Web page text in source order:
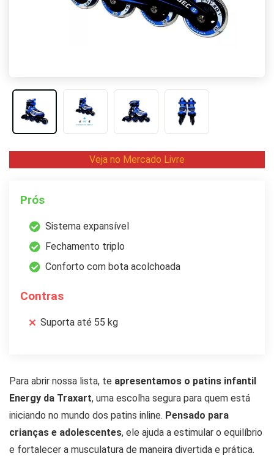
Veja no Mercado Livre
Prós
Sistema expansível
Fechamento triplo
Conforto com bota acolchoada
Contras
Suporta até 55 kg
Para abrir nossa lista, te apresentamos o patins infantil
Energy da Traxart, uma escolha segura para quem está
iniciando no mundo dos patins inline. Pensado para
crianças e adolescentes, ele ajuda a estimular o equilíbrio
e fortalecer a musculatura de maneira divertida e prática.